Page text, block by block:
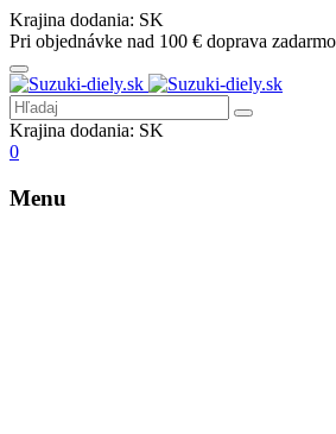
Krajina dodania: SK
Pri objednávke nad 100 € doprava
Krajina dodania: SK
0
Menu